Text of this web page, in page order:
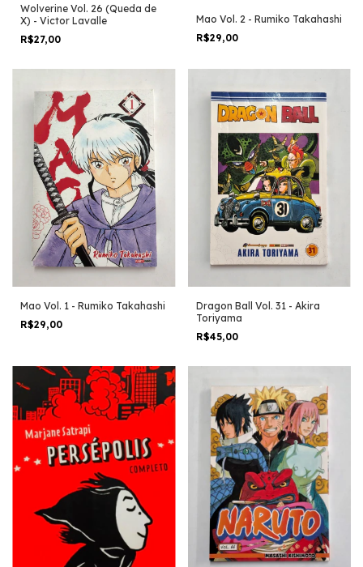
Wolverine Vol. 26 (Queda de
X) - Victor Lavalle
R$27,00
Mao Vol. 2 - Rumiko Takahashi
R$29,00
Mao Vol. 1 - Rumiko Takahashi
R$29,00
Dragon Ball Vol. 31 - Akira
Toriyama
R$45,00